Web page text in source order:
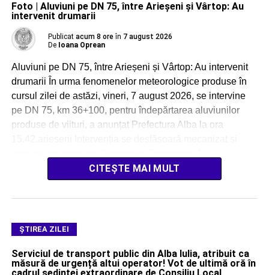
Foto | Aluviuni pe DN 75, între Arieșeni și Vârtop: Au
intervenit drumarii
Publicat acum 8 ore în 7 august 2026
De Ioana Oprean
Aluviuni pe DN 75, între Arieșeni și Vârtop: Au intervenit
drumarii În urma fenomenelor meteorologice produse în
cursul zilei de astăzi, vineri, 7 august 2026, se intervine
pe DN 75, km 36+100, pentru îndepărtarea aluviunilor
produse de viituri, a anunțat Prefectura Alba la ora
CITEȘTE MAI MULT
ŞTIREA ZILEI
Serviciul de transport public din Alba Iulia, atribuit ca
măsură de urgență altui operator! Vot de ultimă oră în